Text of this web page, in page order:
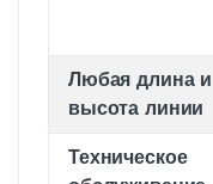
Любая длина и
высота линии
Техническое